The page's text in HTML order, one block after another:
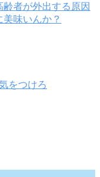
齢者が外出する原因
味いんか？
をつけろ